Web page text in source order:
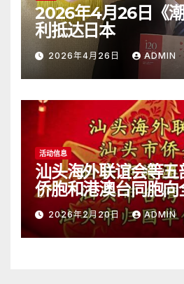
2026年4月26日《
利抵达日本
2026年4月26日 ADMIN
活动信息
汕头海外联谊会等五
侨胞和港澳台同胞向
年！
2026年2月20日 ADMIN